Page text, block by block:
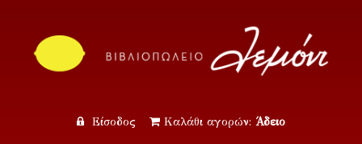
Είσοδος Καλάθι αγορών: Άδειο